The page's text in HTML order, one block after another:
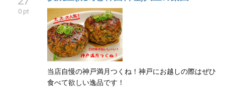
0 pt
当店自慢の神戸満月つくね！神戸にお越しの際はぜひ
食べて欲しい逸品です！